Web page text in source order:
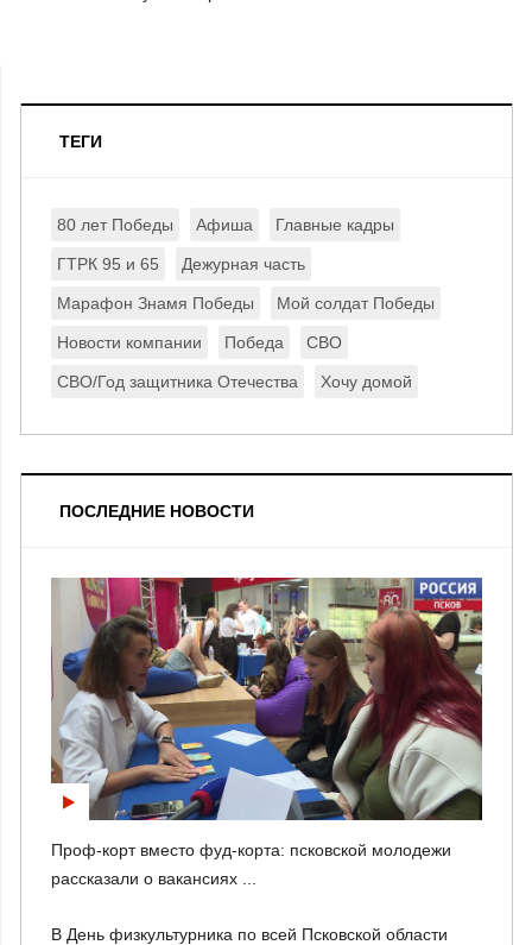
ТЕГИ
80 лет Победы Афиша Главные кадры
ГТРК 95 и 65 Дежурная часть
Марафон Знамя Победы Мой солдат Победы
Новости компании Победа СВО
СВО/Год защитника Отечества Хочу домой
ПОСЛЕДНИЕ НОВОСТИ
Проф-корт вместо фуд-корта: псковской молодежи
рассказали о вакансиях ...
В День физкультурника по всей Псковской области